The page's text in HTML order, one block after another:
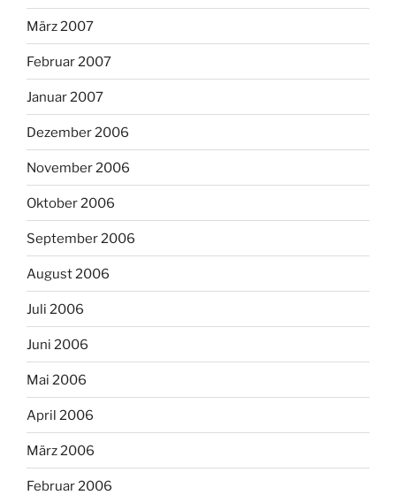
März 2007
Februar 2007
Januar 2007
Dezember 2006
November 2006
Oktober 2006
September 2006
August 2006
Juli 2006
Juni 2006
Mai 2006
April 2006
März 2006
Februar 2006